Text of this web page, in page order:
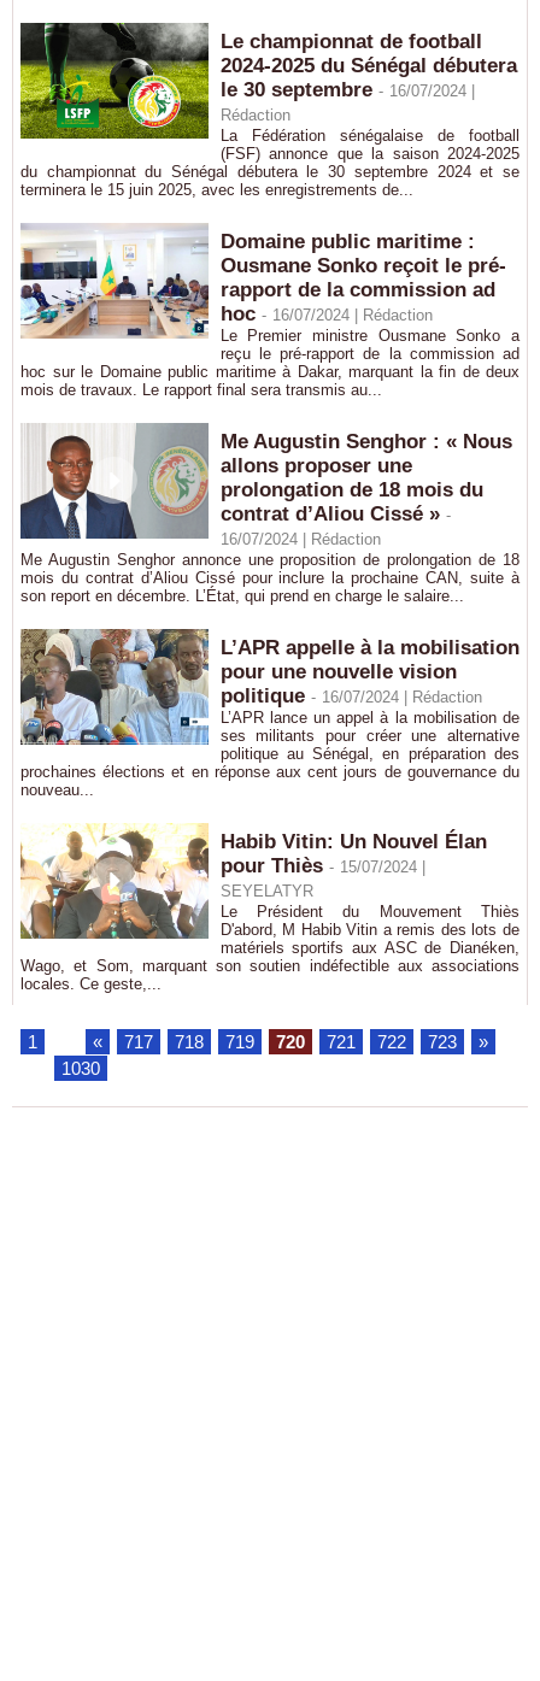
Le championnat de football
2024-2025 du Sénégal débutera
le 30 septembre - 16/07/2024 |
Rédaction
La Fédération sénégalaise de football
(FSF) annonce que la saison 2024-2025
du championnat du Sénégal débutera le 30 septembre 2024 et se
terminera le 15 juin 2025, avec les enregistrements de...
Domaine public maritime :
Ousmane Sonko reçoit le pré-
rapport de la commission ad
hoc - 16/07/2024 |
Rédaction
Le Premier ministre Ousmane Sonko a
reçu le pré-rapport de la commission ad
hoc sur le Domaine public maritime à Dakar, marquant la fin de deux
mois de travaux. Le rapport final sera transmis au...
Me Augustin Senghor : « Nous
allons proposer une
prolongation de 18 mois du
contrat d’Aliou Cissé » -
16/07/2024 |
Rédaction
Me Augustin Senghor annonce une proposition de prolongation de 18
mois du contrat d’Aliou Cissé pour inclure la prochaine CAN, suite à
son report en décembre. L’État, qui prend en charge le salaire...
L’APR appelle à la mobilisation
pour une nouvelle vision
politique - 16/07/2024 |
Rédaction
L’APR lance un appel à la mobilisation de
ses militants pour créer une alternative
politique au Sénégal, en préparation des
prochaines élections et en réponse aux cent jours de gouvernance du
nouveau...
Habib Vitin: Un Nouvel Élan
pour Thiès - 15/07/2024 |
SEYELATYR
Le Président du Mouvement Thiès
D'abord, M Habib Vitin a remis des lots de
matériels sportifs aux ASC de Dianéken,
Wago, et Som, marquant son soutien indéfectible aux associations
locales. Ce geste,...
1 « 717 718 719 720 721 722 723
»
1030